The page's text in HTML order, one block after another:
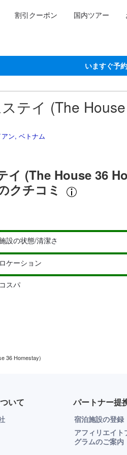
割引クーポン 国内ツアー
いますぐ予
テイ (The
ン, ベトナム
イ (The House 36
クチコミ
設の状態/清潔さ
ロケーション
コスパ
36 Homestay)
いて パートナー提
宿泊施設の登録
アフィリエイト
グラムのご案内